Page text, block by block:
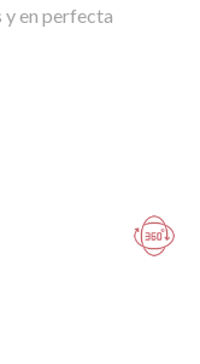
en perfecta